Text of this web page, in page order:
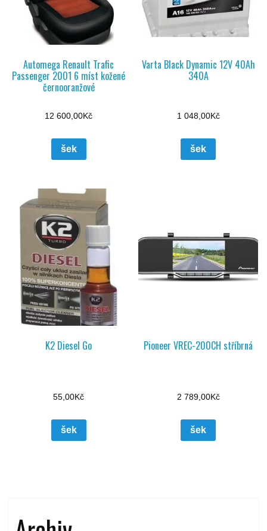
Automega Renault Trafic
Passenger 2001 6 míst kožené
černooranžové
12 600,00Kč
šek
Varta Black Dynamic 12V 40Ah
340A
1 048,00Kč
šek
K2 Diesel Go
55,00Kč
šek
Pioneer VREC-200CH stříbrná
2 789,00Kč
šek